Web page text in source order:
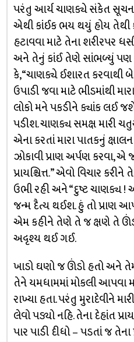
પરંતુ આર્ય ચાણક્યે સંકેત સૂચન
એથી કાંઈક ભય થયું હોય
હટાવવા માટે તેના શરીરપર
અને તેનું કાંઈ તેણે સાંભળ્યું પણ
કે, “ચાણક્યે ઈશારત કરવાથી
ઉપાડી જવા માટે ભીડમાંથી
લોકો મને પકડીને ક્યાંક લઈ
પડીશ. ચાણક્ય સમક્ષ મારી
એના કરતાં મારા પાતકનું
ઝોકાવી પ્રાણ અર્પણ કરવા,
પ્રાયશ્ચિત્ત.” એવો વિચાર
ઉભી રહી અને “દુષ્ટ ચાણક્ય !
જન્મ દૈત્ય થઈશ. હું તો પ્રાણ
એમ કહીને તેણે તે જ ક્ષણે તે ઊંડા
અદૃશ્ય થઈ ગઈ.
ખાડો ઘણો જ ઊંડો હતો અને
તેને યમધામમાં મોકલી આપવા
રાખ્યા હતા. પરંતુ મુરાદેવીને
લેવો પડ્યો નહિ. તેના દેહાંત
પાર પાડી દીધો – પડતાં જ તેના